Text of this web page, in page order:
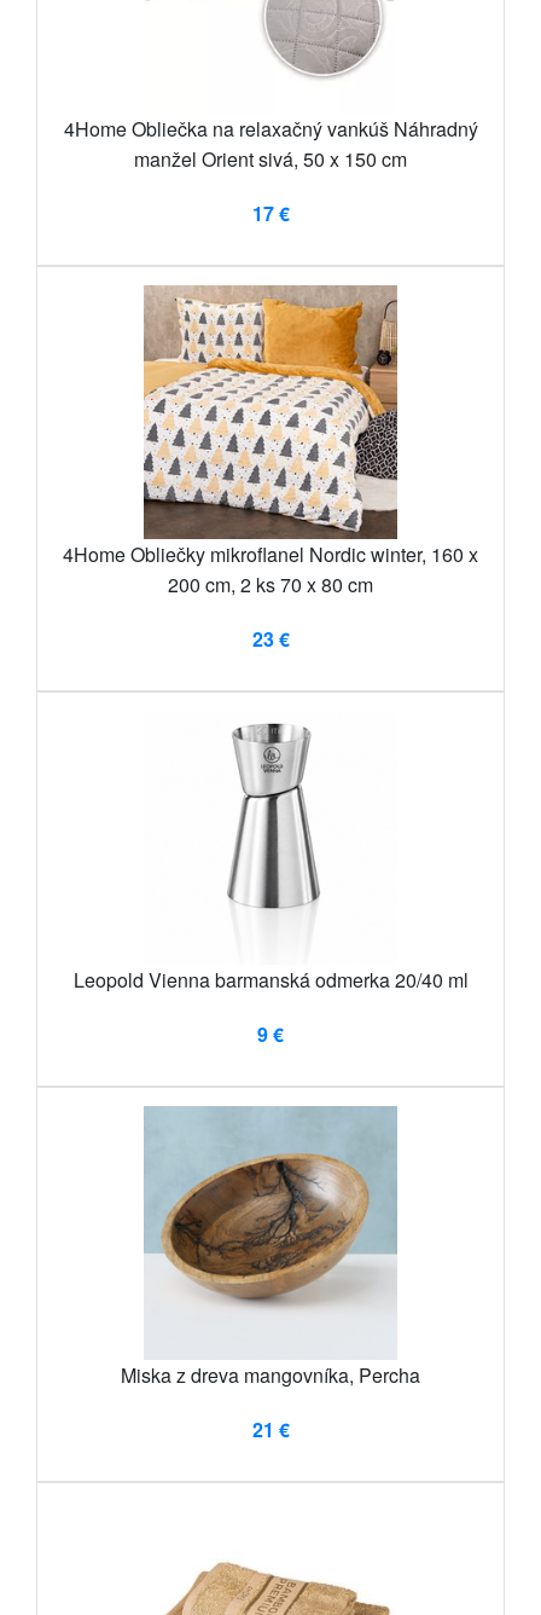
4Home Obliečka na relaxačný vankúš Náhradný
manžel Orient sivá, 50 x 150 cm
17 €
4Home Obliečky mikroflanel Nordic winter, 160 x
200 cm, 2 ks 70 x 80 cm
23 €
Leopold Vienna barmanská odmerka 20/40 ml
9 €
Miska z dreva mangovníka, Percha
21 €